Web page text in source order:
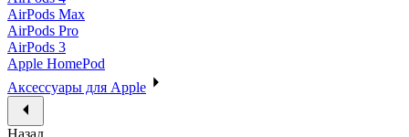
AirPods Max
AirPods Pro
AirPods 3
Apple HomePod
Аксессуары для Apple
Назад